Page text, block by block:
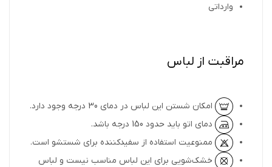
وارداتی
مراقبت از لباس
امکان شستن این لباس در دمای 30 درجه وجود دارد.
دمای اتو باید حدود 150 درجه باشد.
ممنوعیت استفاده از سفیدکننده برای شستشو است.
خشک‌شویی برای این لباس مناسب نیست و لباس